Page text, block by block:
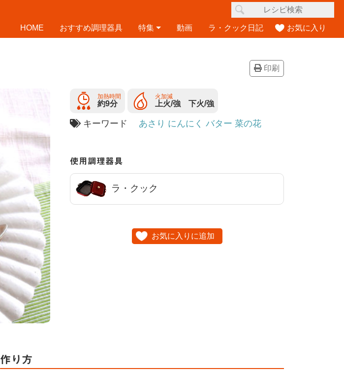
HOME おすすめ調理器具 特集 動画 ラ・クック日記 お気に入り
印刷
加熱時間
約9分
火加減
上火/強 下火/強
キーワード あさり にんにく バター 菜の花
使用調理器具
ラ・クック
お気に入りに追加
作り方